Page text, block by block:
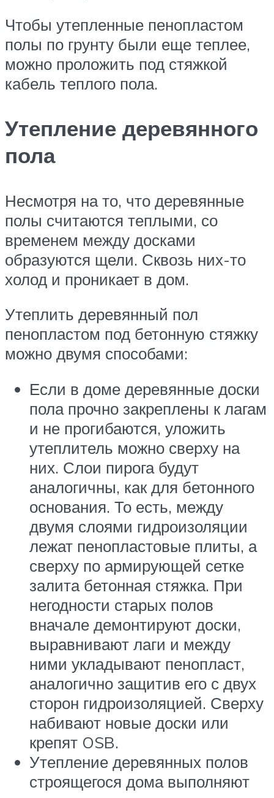
Чтобы утепленные пенопластом
полы по грунту были еще теплее,
можно проложить под стяжкой
кабель теплого пола.
Утепление деревянного
пола
Несмотря на то, что деревянные
полы считаются теплыми, со
временем между досками
образуются щели. Сквозь них-то
холод и проникает в дом.
Утеплить деревянный пол
пенопластом под бетонную стяжку
можно двумя способами:
Если в доме деревянные доски
пола прочно закреплены к лагам
и не прогибаются, уложить
утеплитель можно сверху на
них. Слои пирога будут
аналогичны, как для бетонного
основания. То есть, между
двумя слоями гидроизоляции
лежат пенопластовые плиты, а
сверху по армирующей сетке
залита бетонная стяжка. При
негодности старых полов
вначале демонтируют доски,
выравнивают лаги и между
ними укладывают пенопласт,
аналогично защитив его с двух
сторон гидроизоляцией. Сверху
набивают новые доски или
крепят OSB.
Утепление деревянных полов
строящегося дома выполняют